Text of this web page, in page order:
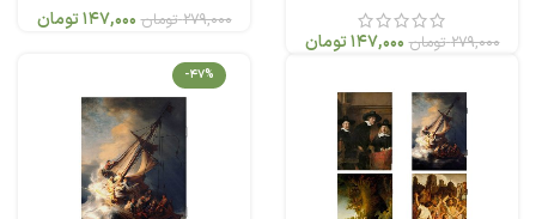
279,000 تومان 147,000تومان
279,000 تومان 147,000تومان
-47%